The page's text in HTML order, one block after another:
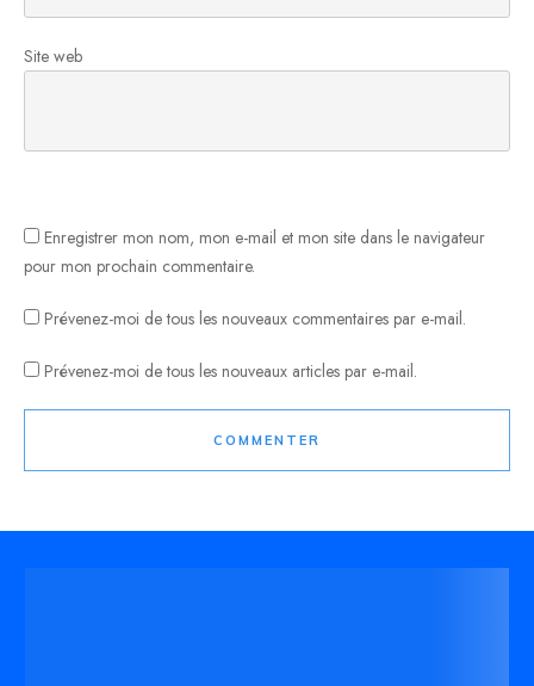
Site web
Enregistrer mon nom, mon e-mail et mon site dans le navigateur
pour mon prochain commentaire.
Prévenez-moi de tous les nouveaux commentaires par e-mail.
Prévenez-moi de tous les nouveaux articles par e-mail.
COMMENTER